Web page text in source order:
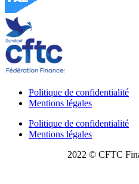
Politique de confidentialité
Mentions légales
Politique de confidentialité
Mentions légales
2022 © CFTC